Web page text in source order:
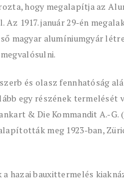
hogy megalapítja az
Az 1917. január 29-én
magyar alumíniumgyár
és olasz fennhatóság
egy részének termelését
& Die Kommandit A.-G.
meg 1923-ban,
hazai bauxittermelés